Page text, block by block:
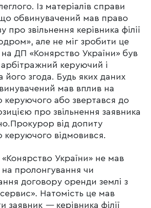
Із матеріалів справи
що обвинувачений мав право
про звільнення керівника філії
але не міг зробити це
на ДП «Конярство України» був
керуючий і
його згода. Будь яких даних
мав вплив на
керуючого або звертався до
про звільнення заявника
від допиту
керуючого відмовився.
України» не мав
пролонгування чи
договору оренди землі з
Натомість це мав
заявник —керівника філії